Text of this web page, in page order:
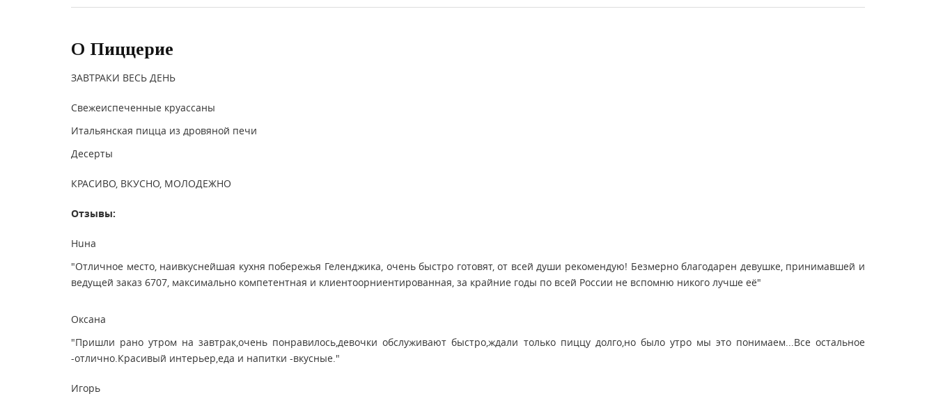
О Пиццерие
ЗАВТРАКИ ВЕСЬ ДЕНЬ
Свежеиспеченные круассаны
Итальянская пицца из дровяной печи
Десерты
КРАСИВО, ВКУСНО, МОЛОДЕЖНО
Отзывы:
Huна
"Отличное место, наивкуснейшая кухня побережья Геленджика, очень быстро готовят, от всей души рекомендую! Безмерно благодарен девушке, принимавшей и
ведущей заказ 6707, максимально компетентная и клиентоорниентированная, за крайние годы по всей России не вспомню никого лучше её"
Оксана
"Пришли рано утром на завтрак,очень понравилось,девочки обслуживают быстро,ждали только пиццу долго,но было утро мы это понимаем...Все остальное
-отлично.Красивый интерьер,еда и напитки -вкусные."
Игорь